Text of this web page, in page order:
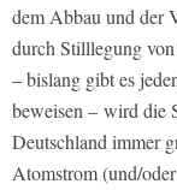
dem Abbau und der
durch Stilllegung
– bislang gibt es
beweisen – wird die
Deutschland immer
Atomstrom (und/